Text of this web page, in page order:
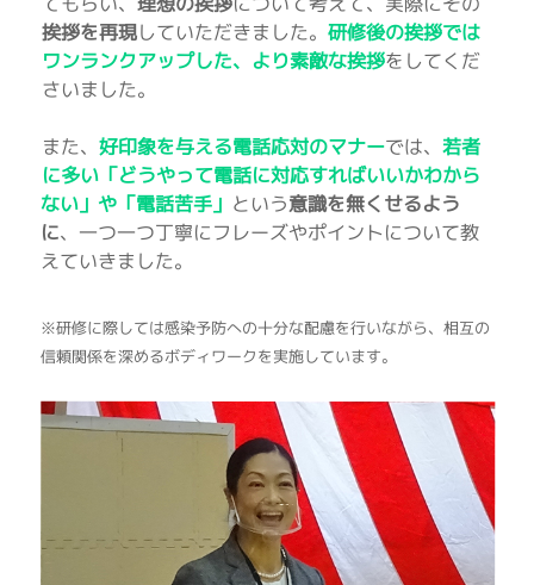
挨拶を再現していただきました。研修後の挨拶では
ワンランクアップした、より素敵な挨拶をしてくだ
さいました。
また、 好印象を与える電話応対のマナーでは、 若者
に多い「どうやって電話に対応すればいいかわから
ない」や「電話苦手」 という意識を無くせるよう
に、一つ一つ丁寧にフレーズやポイントについて教
えていきました。
※研修に際しては感染予防への十分な配慮を行いながら、相互の
信頼関係を深めるボディワークを実施しています。